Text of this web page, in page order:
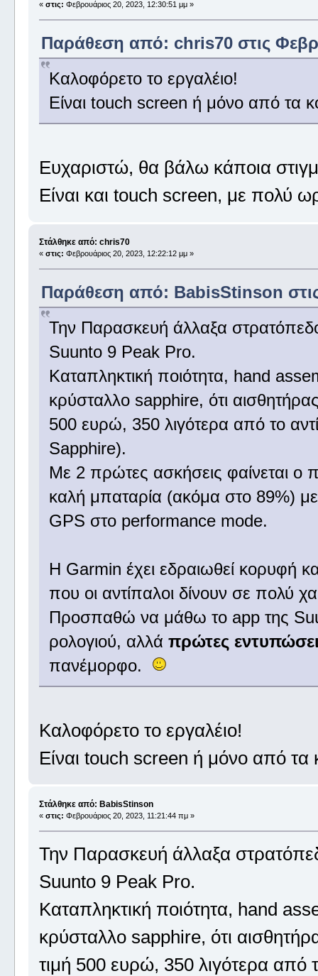
« στις: Φεβρουάριος 20, 2023, 12:30:51 μμ »
Παράθεση από: chris70 στις
Καλοφόρετο το εργαλέιο!
Είναι touch screen ή μόνο από τα
Ευχαριστώ, θα βάλω κάποια
Είναι και touch screen, με πολύ
Στάλθηκε από: chris70
« στις: Φεβρουάριος 20, 2023, 12:22:12 μμ »
Παράθεση από: BabisStinson
Την Παρασκευή άλλαξα
Suunto 9 Peak Pro.
Καταπληκτική ποιότητα, hand
κρύσταλλο sapphire, ότι
500 ευρώ, 350 λιγότερα από το
Sapphire).
Με 2 πρώτες ασκήσεις φαίνεται ο
καλή μπαταρία (ακόμα στο 89%)
GPS στο performance mode.
Η Garmin έχει εδραιωθεί κορυφή
που οι αντίπαλοι δίνουν σε πολύ
Προσπαθώ να μάθω το app της
ρολογιού, αλλά πρώτες
πανέμορφο.
Καλοφόρετο το εργαλέιο!
Είναι touch screen ή μόνο από τα
Στάλθηκε από: BabisStinson
« στις: Φεβρουάριος 20, 2023, 11:21:44 πμ »
Την Παρασκευή άλλαξα
Suunto 9 Peak Pro.
Καταπληκτική ποιότητα, hand
κρύσταλλο sapphire, ότι
τιμή 500 ευρώ, 350 λιγότερα από